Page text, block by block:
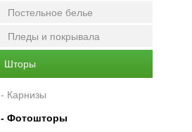
Постельное белье
Пледы и покрывала
Шторы
- Карнизы
- Фотошторы